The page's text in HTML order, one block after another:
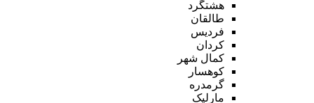
هشتگرد
طالقان
فردیس
کردان
کمال شهر
کوهسار
گرمدره
مارلیک